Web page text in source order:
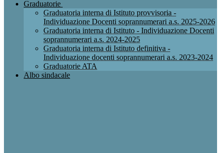
Graduatorie
Graduatoria interna di Istituto provvisoria -
Individuazione Docenti soprannumerari a.s. 2025-2026
Graduatoria interna di Istituto - Individuazione Docenti
soprannumerari a.s. 2024-2025
Graduatoria interna di Istituto definitiva -
Individuazione docenti soprannumerari a.s. 2023-2024
Graduatorie ATA
Albo sindacale